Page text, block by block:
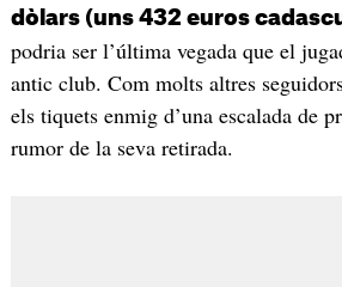
dòlars (uns 432 euros
podria ser l’última vegada que el
antic club. Com molts altres
els tiquets enmig d’una escalada de
rumor de la seva retirada.